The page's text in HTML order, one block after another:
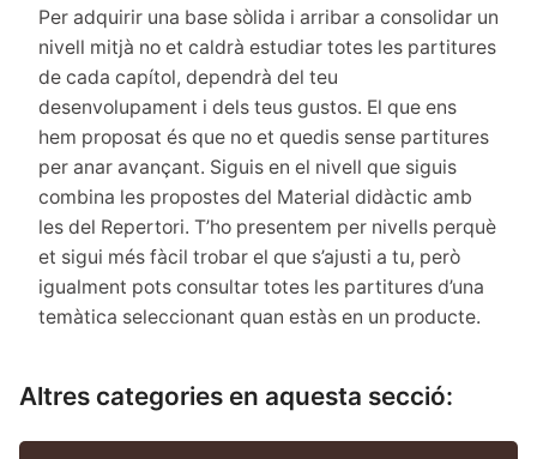
Per adquirir una base sòlida i arribar a consolidar un
nivell mitjà no et caldrà estudiar totes les partitures
de cada capítol, dependrà del teu
desenvolupament i dels teus gustos. El que ens
hem proposat és que no et quedis sense partitures
per anar avançant. Siguis en el nivell que siguis
combina les propostes del Material didàctic amb
les del Repertori. T’ho presentem per nivells perquè
et sigui més fàcil trobar el que s’ajusti a tu, però
igualment pots consultar totes les partitures d’una
temàtica seleccionant quan estàs en un producte.
Altres categories en aquesta secció: